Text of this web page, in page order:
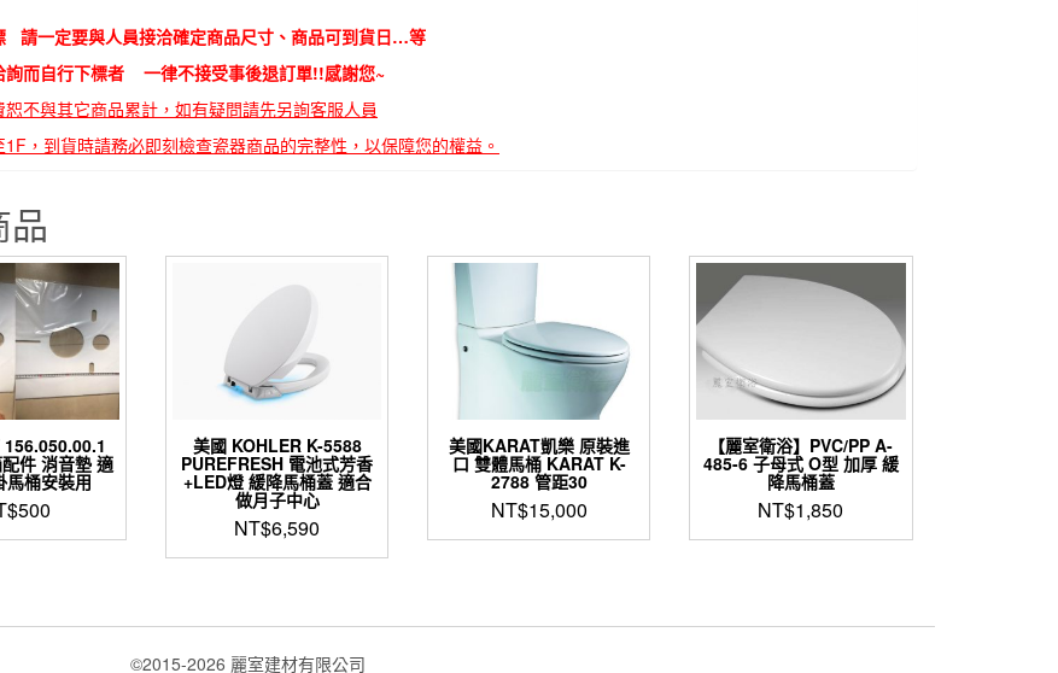
請一定要與人員接洽確定商品尺寸、商品可到貨日…等
詢而自行下標者 一律不接受事後退訂單!!感謝您~
恕不與其它商品累計，如有疑問請先另詢客服人員
，到貨時請務必即刻檢查瓷器商品的完整性，以保障您的權益。
品
件 消音墊 適
馬桶安裝用
500
美國 KOHLER K-5588
PUREFRESH 電池式芳香
+LED燈 緩降馬桶蓋 適合
做月子中心
NT$6,590
美國KARAT凱樂 原裝進
口 雙體馬桶 KARAT K-
2788 管距30
NT$15,000
【麗室衛浴】PVC/PP A-
485-6 子母式 O型 加厚 緩
降馬桶蓋
NT$1,850
©2015-2026 麗室建材有限公司